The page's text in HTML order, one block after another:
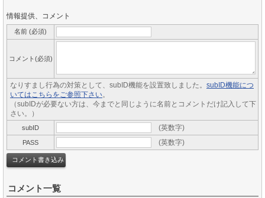
情報提供、コメント
名前 (必須)
コメント(必須)
なりすまし行為の対策として、subID機能を設置致しました。 subID機能につ
いてはこちらをご参照下さい。
（subIDが必要ない方は、今までと同じように名前とコメントだけ記入して下
さい。）
subID (英数字)
PASS (英数字)
コメント一覧